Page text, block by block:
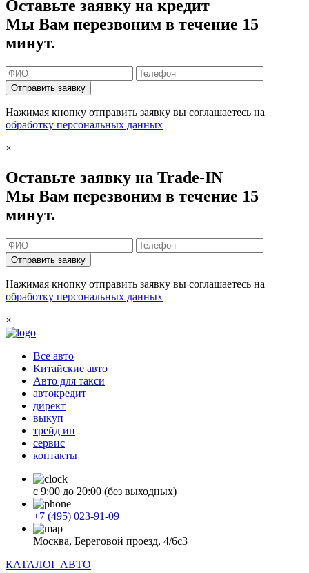
Оставьте заявку на кредит
Мы Вам перезвоним в течение 15
минут.
Отправить заявку
Нажимая кнопку отправить заявку вы соглашаетесь на
обработку персональных данных
×
Оставьте заявку на Trade-IN
Мы Вам перезвоним в течение 15
минут.
Отправить заявку
Нажимая кнопку отправить заявку вы соглашаетесь на
обработку персональных данных
×
Все авто
Китайские авто
Авто для такси
автокредит
директ
выкуп
трейд ин
сервис
контакты
с 9:00 до 20:00 (без выходных)
+7 (495) 023-91-09
Москва, Береговой проезд, 4/6с3
КАТАЛОГ АВТО